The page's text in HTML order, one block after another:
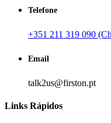
Telefone
+351 211 319 090
Email
talk2us@firston.pt
Links Rápidos